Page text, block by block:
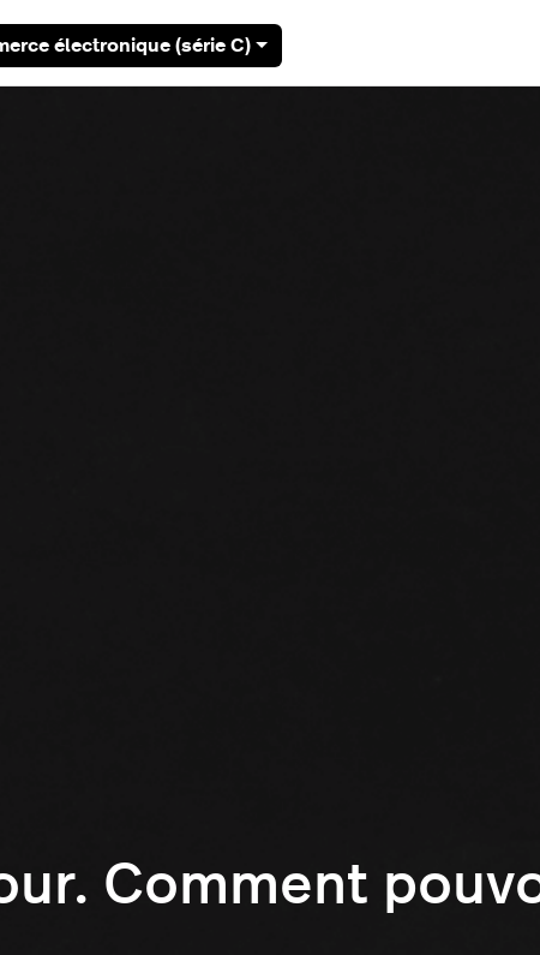
électronique (série C)
Comment